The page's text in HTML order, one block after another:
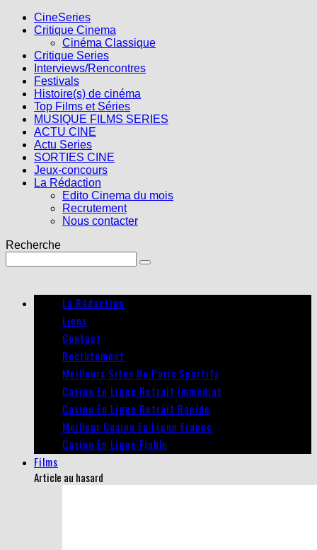
CineSeries
Critique Cinema
Cinéma Classique
Critique Series
Interviews/Rencontres
Festivals
Histoire(s) de cinéma
Top Films et Séries
MUSIQUE FILMS SERIES
ACTU CINE
Actu Series
SORTIES CINE
Jeux-concours
La Rédaction
Edito Cinema du mois
Recrutement
Nous contacter
Recherche
La Rédaction
Liens
Contact
Recrutement
Meilleurs Sites De Paris Sportifs
Casino En Ligne Retrait Immédiat
Casino En Ligne Retrait Rapide
Meilleur Casino En Ligne France
Casino En Ligne Fiable
Films
Article au hasard